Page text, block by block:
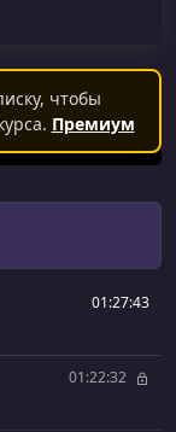
чтобы
Премиум
01:27:43
01:22:32